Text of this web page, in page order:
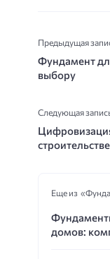
Предыдущая
Фундамент
выбору
Следующая
Еще из
домов: